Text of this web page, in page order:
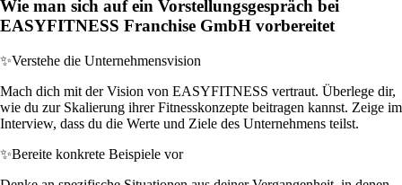
Wie man sich auf ein Vorstellungsgespräch bei
EASYFITNESS Franchise GmbH vorbereitet
✨Verstehe die Unternehmensvision
Mach dich mit der Vision von EASYFITNESS vertraut. Überlege dir,
wie du zur Skalierung ihrer Fitnesskonzepte beitragen kannst. Zeige im
Interview, dass du die Werte und Ziele des Unternehmens teilst.
✨Bereite konkrete Beispiele vor